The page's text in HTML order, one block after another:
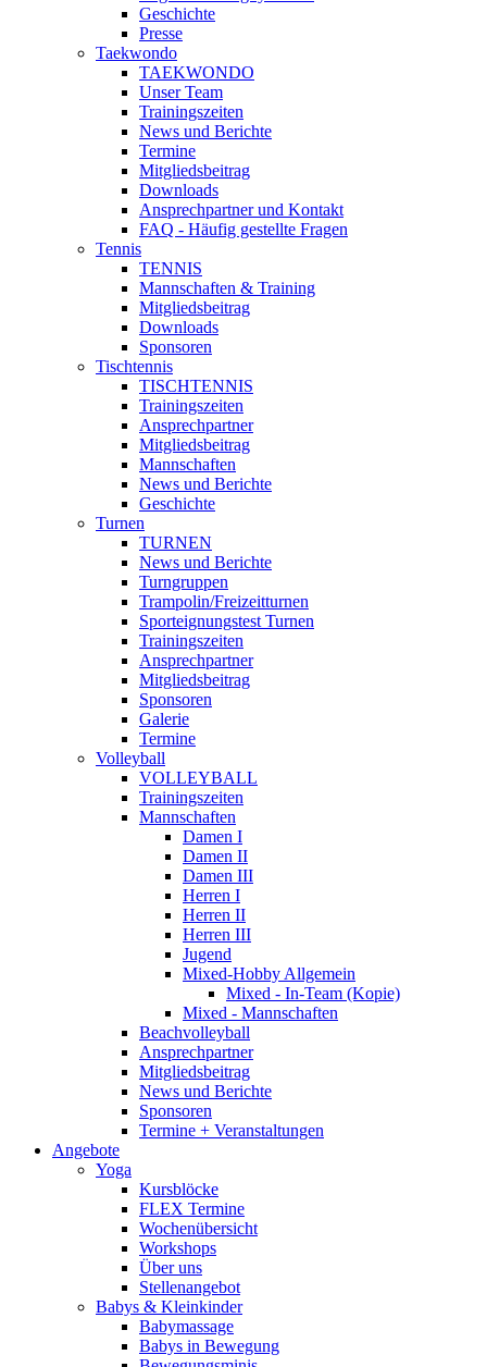
Geschichte
Presse
Taekwondo
TAEKWONDO
Unser Team
Trainingszeiten
News und Berichte
Termine
Mitgliedsbeitrag
Downloads
Ansprechpartner und Kontakt
FAQ - Häufig gestellte Fragen
Tennis
TENNIS
Mannschaften & Training
Mitgliedsbeitrag
Downloads
Sponsoren
Tischtennis
TISCHTENNIS
Trainingszeiten
Ansprechpartner
Mitgliedsbeitrag
Mannschaften
News und Berichte
Geschichte
Turnen
TURNEN
News und Berichte
Turngruppen
Trampolin/Freizeitturnen
Sporteignungstest Turnen
Trainingszeiten
Ansprechpartner
Mitgliedsbeitrag
Sponsoren
Galerie
Termine
Volleyball
VOLLEYBALL
Trainingszeiten
Mannschaften
Damen I
Damen II
Damen III
Herren I
Herren II
Herren III
Jugend
Mixed-Hobby Allgemein
Mixed - In-Team (Kopie)
Mixed - Mannschaften
Beachvolleyball
Ansprechpartner
Mitgliedsbeitrag
News und Berichte
Sponsoren
Termine + Veranstaltungen
Angebote
Yoga
Kursblöcke
FLEX Termine
Wochenübersicht
Workshops
Über uns
Stellenangebot
Babys & Kleinkinder
Babymassage
Babys in Bewegung